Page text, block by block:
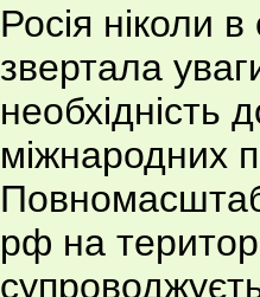
Росія ніколи в
звертала
необхідність
міжнародних
рф на